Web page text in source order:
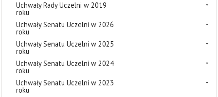
Uchwały Rady Uczelni w 2019
roku
Uchwały Senatu Uczelni w 2026
roku
Uchwały Senatu Uczelni w 2025
roku
Uchwały Senatu Uczelni w 2024
roku
Uchwały Senatu Uczelni w 2023
roku